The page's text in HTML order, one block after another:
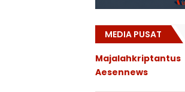
MEDIA PUSAT
Majalahkriptantus
Aesennews